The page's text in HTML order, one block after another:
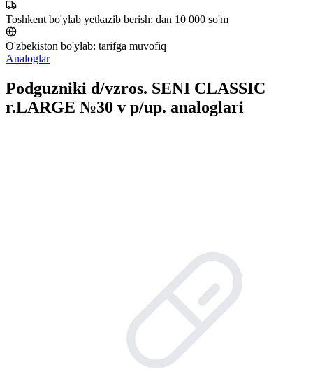
Toshkent bo'ylab yetkazib berish: dan 10 000 so'm
O'zbekiston bo'ylab: tarifga muvofiq
Analoglar
Podguzniki d/vzros. SENI CLASSIC
r.LARGE №30 v p/up. analoglari